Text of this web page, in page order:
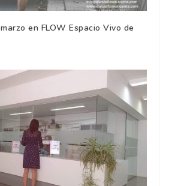
en FLOW Espacio Vivo de